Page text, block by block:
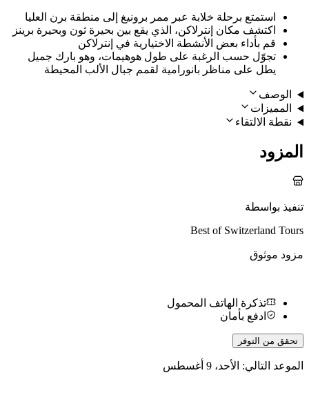
استمتع برحلة خلابة عبر ممر برونيغ إلى منطقة برن العليا
اكتشف مكان إنترلاكن، الذي يقع بين بحيرة ثون وبحيرة برينز
قم بأداء بعض الأنشطة الاختيارية في إنترلاكن
تجوّل حسب الرغبة على طول هوهيمات، وهو بارك جميل
يطل على مناظر بانورامية لقمم جبال الألب المحيطة
الوصف
المميزات
نقطة الالتقاء
المزود
تنفيذ بواسطة
Best of Switzerland Tours
مزود موثوق
تذكرة الهاتف المحمول
ادفع بأمان
تحقق من التوفر
الموعد التالي: الأحد، 9 أغسطس